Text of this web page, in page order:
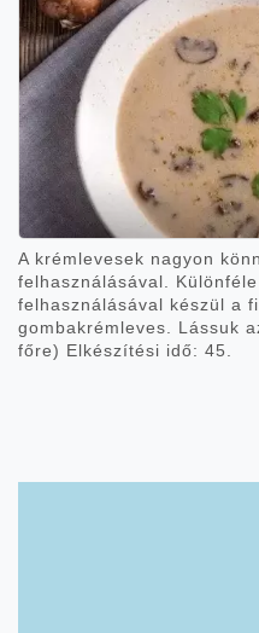
A krémlevesek nagyon
felhasználásával.
felhasználásával készül a
gombakrémleves. Lássuk
főre) Elkészítési idő: 45.